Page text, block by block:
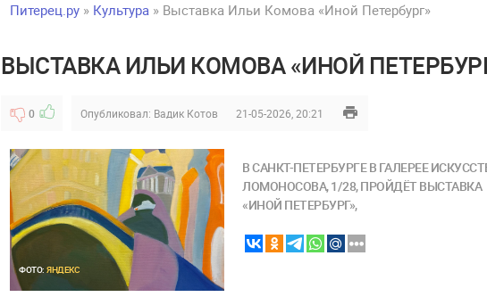
Питерец.ру » Культура » Выставка Ильи Комова «Иной Петербург»
ВЫСТАВКА ИЛЬИ КОМОВА «ИНОЙ
0 Опубликовал: Вадик Котов 21-05-2026, 20:21
ФОТО: ЯНДЕКС
В САНКТ-ПЕТЕРБУРГЕ В ГАЛЕРЕЕ
ЛОМОНОСОВА, 1/28, ПРОЙДЁТ ВЫСТАВКА
«ИНОЙ ПЕТЕРБУРГ»,